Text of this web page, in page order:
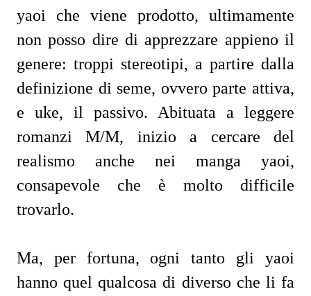
yaoi che viene prodotto, ultimamente
non posso dire di apprezzare appieno il
genere: troppi stereotipi, a partire dalla
definizione di seme, ovvero parte attiva,
e uke, il passivo. Abituata a leggere
romanzi M/M, inizio a cercare del
realismo anche nei manga yaoi,
consapevole che è molto difficile
trovarlo.
Ma, per fortuna, ogni tanto gli yaoi
hanno quel qualcosa di diverso che li fa